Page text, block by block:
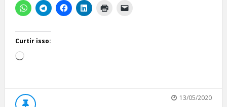
Curtir isso:
Carregando...
13/05/2020